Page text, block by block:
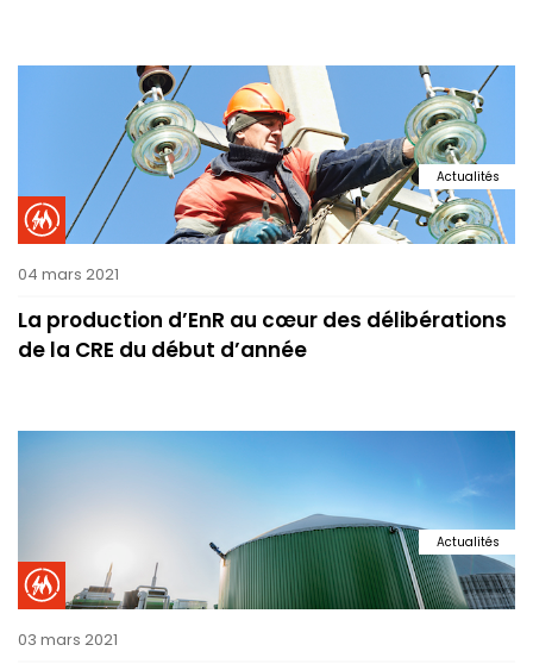
Actualités
04 mars 2021
La production d’EnR au cœur des délibérations
de la CRE du début d’année
Actualités
03 mars 2021